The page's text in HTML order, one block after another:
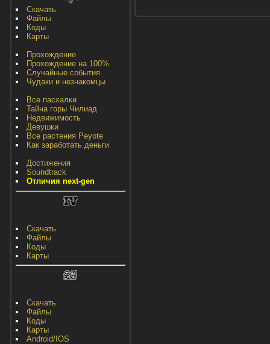
Скачать
Файлы
Коды
Карты
Прохождение
Прохождение на 100%
Случайные события
Чудаки и незнакомцы
Все пасхалки
Тайна горы Чилиад
Недвижимость
Девушки
Все растения Peyote
Как заработать деньги
Достижения
Soundtrack
Отличия next-gen
Скачать
Файлы
Коды
Карты
Скачать
Файлы
Коды
Карты
Android/IOS